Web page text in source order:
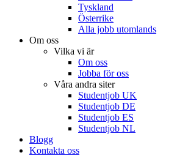
Tyskland
Österrike
Alla jobb utomlands
Om oss
Vilka vi är
Om oss
Jobba för oss
Våra andra siter
Studentjob UK
Studentjob DE
Studentjob ES
Studentjob NL
Blogg
Kontakta oss